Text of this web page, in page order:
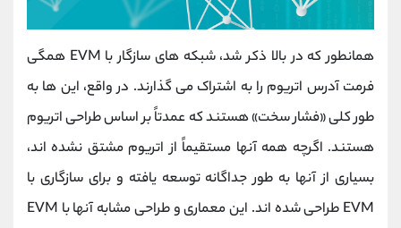
همانطور که در بالا ذکر شد، شبکه های سازگار با EVM همگی
فرمت آدرس اتریوم را به اشتراک می گذارند. در واقع، این ها به
طور کلی «فشار سخت» هستند که عمدتاً بر اساس طراحی اتریوم
هستند. اگرچه همه آنها مستقیماً از اتریوم مشتق نشده اند،
بسیاری از آنها به طور جداگانه توسعه یافته و برای سازگاری با
EVM طراحی شده اند. این معماری و طراحی مشابه آنها با EVM